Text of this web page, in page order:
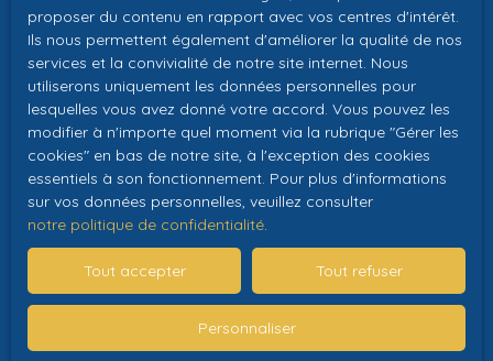
personnelles conformément au RGPD. Si vous ne
souhaitez pas faire l'objet de prospection
commerciale par voie téléphonique, vous pouvez
vous inscrire gratuitement sur la liste d'opposition
au démarchage téléphonique, prévu par l'article
L223-1 du code de la consommation, sur le site
Internet www.bloctel.gouv.fr ou par courrier
adressé à :
Société Worldline, Service Bloctel, CS 61311, 41013
BLOIS CEDEX.
Pour en savoir plus sur le traitement de vos
données personnelles, veuillez consulter notre
proposer du contenu en rapport avec vos centres d'intérêt.
Ils nous permettent également d'améliorer la qualité de nos
services et la convivialité de notre site internet. Nous
utiliserons uniquement les données personnelles pour
lesquelles vous avez donné votre accord. Vous pouvez les
modifier à n'importe quel moment via la rubrique ″Gérer les
cookies″ en bas de notre site, à l'exception des cookies
essentiels à son fonctionnement. Pour plus d'informations
sur vos données personnelles, veuillez consulter
notre politique de confidentialité.
Tout accepter Tout refuser
Personnaliser